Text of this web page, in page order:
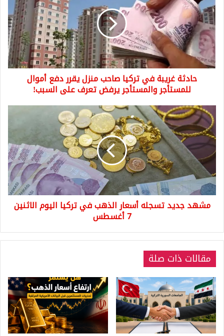
في
تركيا
صاحب
منزل
يقرر
دفع
أموال
للمستأجر
والمستأجر
تعرف
على
السبب!
حادثة غريبة في تركيا صاحب منزل يقرر دفع أموال
للمستأجر والمستأجر يرفض تعرف على السبب!
مشهد
جديد
تسجله
أسعار
الذهب
في
تركيا
اليوم
الاثنين
مشهد جديد تسجله أسعار الذهب في تركيا اليوم الاثنين
7 أغسطس
مقالات ذات صلة